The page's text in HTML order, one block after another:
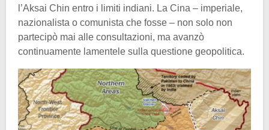
l’Aksai Chin entro i limiti indiani. La Cina – imperiale,
nazionalista o comunista che fosse – non solo non
partecipò mai alle consultazioni, ma avanzò
continuamente lamentele sulla questione geopolitica.